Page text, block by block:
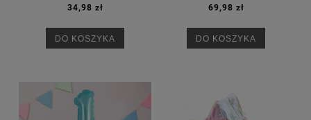
34,98 zł
DO KOSZYKA
69,98 zł
DO KOSZYKA